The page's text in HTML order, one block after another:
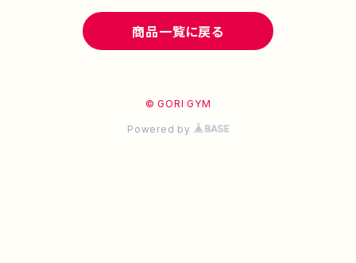
商品一覧に戻る
© GORI GYM
Powered by